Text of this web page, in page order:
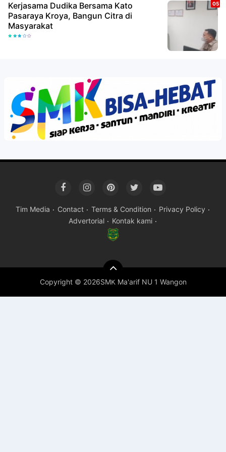
Kerjasama Dudika Bersama Kato
Pasaraya Kroya, Bangun Citra di
Masyarakat
Tim Media Contact Terms & Condition
Privacy Policy
Advertorial
Kontak kami
Copyright © 2026SMK Ma'arif NU 1 Wangon